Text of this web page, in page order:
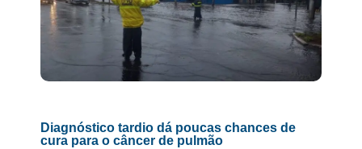
Diagnóstico tardio dá poucas chances de
cura para o câncer de pulmão